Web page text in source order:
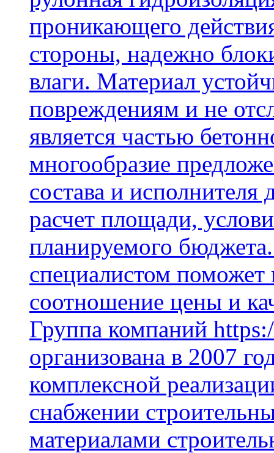
проникающего
стороны, надежно
влаги. Материал
повреждениям и не
является частью
многообразие
состава и
расчет площади,
планируемого
специалистом поможет
соотношение цены и
Группа компаний
организована в 2007
комплексной
снабжении
материалами